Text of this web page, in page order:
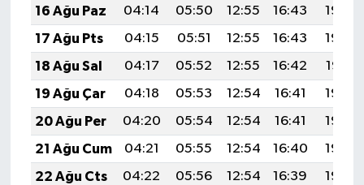
16 Ağu Paz
04:14 05:50 12:55 16:43
19:50
17 Ağu Pts
04:15 05:51 12:55 16:43
19:49
18 Ağu Sal
04:17 05:52 12:55 16:42
19:47
19 Ağu Çar
04:18 05:53 12:54 16:41
19:46
20 Ağu Per
04:20 05:54 12:54 16:41
19:44
21 Ağu Cum
04:21 05:55 12:54 16:40
19:43
22 Ağu Cts
04:22 05:56 12:54 16:39
19:42